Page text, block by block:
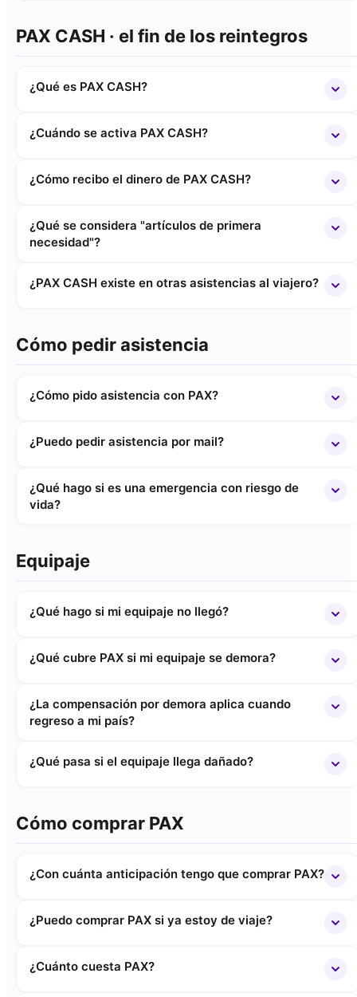
PAX CASH · el fin de los reintegros
¿Qué es PAX CASH?
¿Cuándo se activa PAX CASH?
¿Cómo recibo el dinero de PAX CASH?
¿Qué se considera "artículos de primera
necesidad"?
¿PAX CASH existe en otras asistencias al viajero?
Cómo pedir asistencia
¿Cómo pido asistencia con PAX?
¿Puedo pedir asistencia por mail?
¿Qué hago si es una emergencia con riesgo de
vida?
Equipaje
¿Qué hago si mi equipaje no llegó?
¿Qué cubre PAX si mi equipaje se demora?
¿La compensación por demora aplica cuando
regreso a mi país?
¿Qué pasa si el equipaje llega dañado?
Cómo comprar PAX
¿Con cuánta anticipación tengo que comprar PAX?
¿Puedo comprar PAX si ya estoy de viaje?
¿Cuánto cuesta PAX?